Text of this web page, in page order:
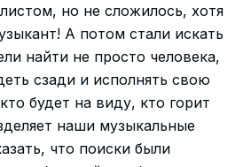
но не сложилось, хотя
А потом стали искать
найти не просто человека,
сзади и исполнять свою
будет на виду, кто горит
наши музыкальные
что поиски были